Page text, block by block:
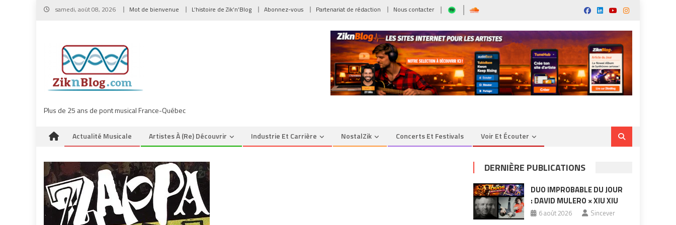
Skip
samedi, août 08, 2026 Mot de bienvenue L’histoire de Zik’n’Blog Abonnez-vous Partenariat de rédaction Nous contacter
Plus de 25 ans de pont musical France-Québec
Actualité Musicale Artistes À (re) Découvrir Industrie Et Carrière NostalZik Concerts Et Festivals Voir Et Écouter
DERNIÈRE PUBLICATIONS
DUO IMPROBABLE DU JOUR
: DAVID MULERO × XIU XIU
6 août 2026 Sincever